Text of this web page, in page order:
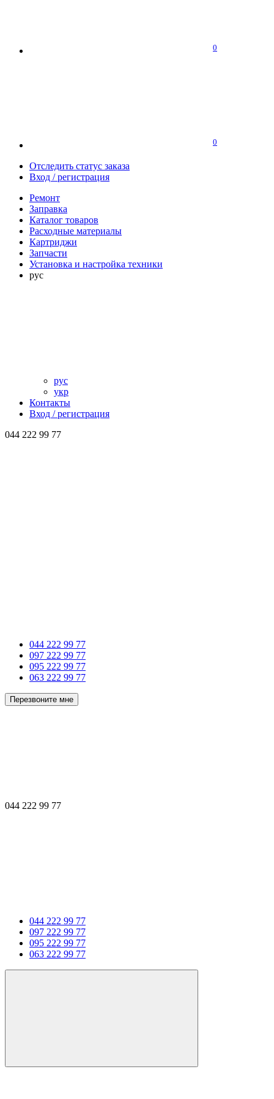
0
0
Отследить статус заказа
Вход / регистрация
Ремонт
Заправка
Каталог товаров
Расходные материалы
Картриджи
Запчасти
Установка и настройка техники
рус
рус
укр
Контакты
Вход / регистрация
044 222 99 77
044 222 99 77
097 222 99 77
095 222 99 77
063 222 99 77
Перезвоните мне
044 222 99 77
044 222 99 77
097 222 99 77
095 222 99 77
063 222 99 77